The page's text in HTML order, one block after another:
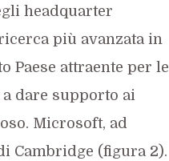
headquarter
più avanzata in
Paese attraente per le
dare supporto ai
Microsoft, ad
Cambridge (figura 2).